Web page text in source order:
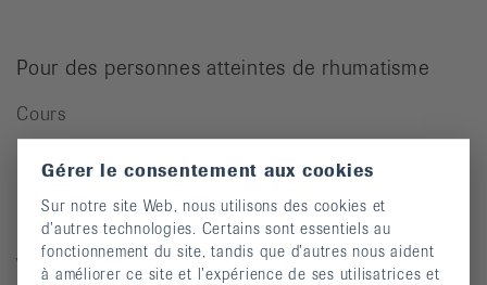
Pour des personnes atteintes de rhumatisme
Cours
Publications
Vidéos
Gérer le consentement aux cookies
Sur notre site Web, nous utilisons des cookies et
d’autres technologies. Certains sont essentiels au
fonctionnement du site, tandis que d’autres nous aident
à améliorer ce site et l’expérience de ses utilisatrices et